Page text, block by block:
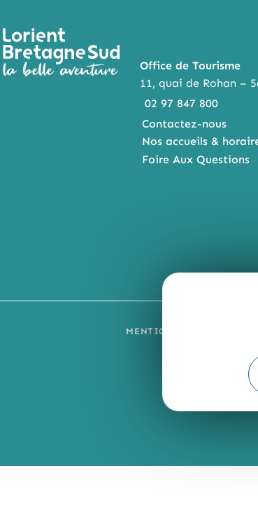
Office de Tourisme
11, quai de Rohan –
02 97 847 800
Contactez-nous
Nos accueils &
Foire Aux Questions
MENTIONS LÉGALES